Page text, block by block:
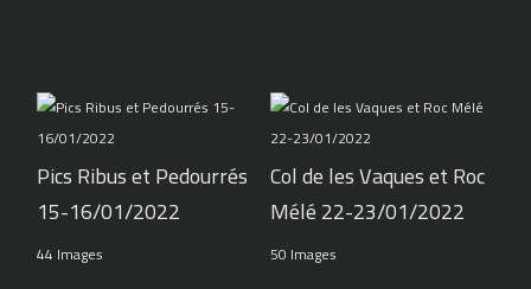
Pics Ribus et Pedourrés
15-16/01/2022
44 Images
Col de les Vaques et Roc
Mélé 22-23/01/2022
50 Images